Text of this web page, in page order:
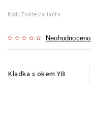
Kód: Zvolte variantu
Neohodnoceno
Kladka s okem YB